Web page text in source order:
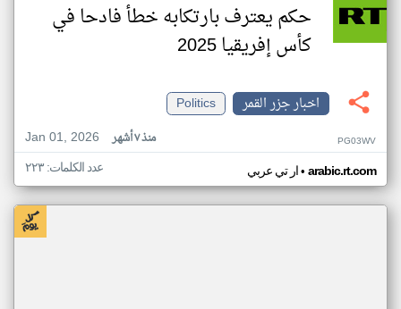
حكم يعترف بارتكابه خطأ فادحا في
كأس إفريقيا 2025
اخبار جزر القمر
Politics
Jan 01, 2026
منذ ٧ أشهر PG03WV
ار تي عربي• arabic.rt.com عدد الكلمات: ٢٢٣